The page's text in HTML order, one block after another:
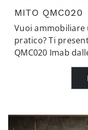
MITO QMC020
Vuoi
pratico? Ti
QMC020 Imab